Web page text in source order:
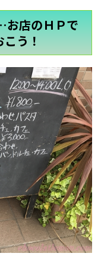
お店のＨＰで
う！